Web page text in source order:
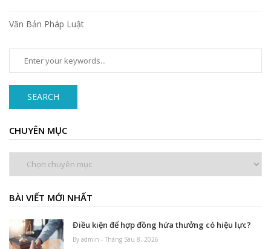
Văn Bản Pháp Luật
SEARCH
CHUYÊN MỤC
BÀI VIẾT MỚI NHẤT
Điều kiện để hợp đồng hứa thưởng có hiệu lực?
By admin - Tháng Sáu 8, 2026